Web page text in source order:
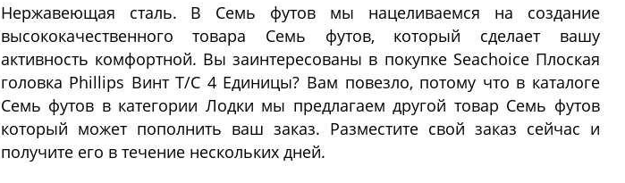
Нержавеющая сталь. В Семь футов мы нацеливаемся на создание
высококачественного товара Семь футов, который сделает вашу
активность комфортной. Вы заинтересованы в покупке Seachoice Плоская
головка Phillips Винт Т/С 4 Единицы? Вам повезло, потому что в каталоге
Семь футов в категории Лодки мы предлагаем другой товар Семь футов
который может пополнить ваш заказ. Разместите свой заказ сейчас и
получите его в течение нескольких дней.